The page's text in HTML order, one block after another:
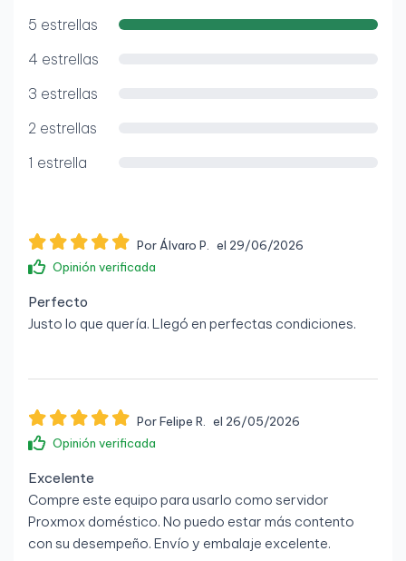
WiFi USB incluida para mayor flexibilidad.
Pantalla
No disponible
Gráficos
Gráfica integrada: AMD Radeon Vega Graphics
Puertos y conexiones
1 x DisplayPort
1 x HDMI
1 x RJ-45 Ethernet
Bluetooth: Opcional
Seguridad
5 estrellas
4 estrellas
3 estrellas
2 estrellas
1 estrella
Por Álvaro P.
el 29/06/2026
Opinión verificada
Perfecto
Justo lo que quería. Llegó en perfectas condiciones.
Por Felipe R.
el 26/05/2026
Opinión verificada
Excelente
Compre este equipo para usarlo como servidor
Proxmox doméstico. No puedo estar más contento
con su desempeño. Envío y embalaje excelente.